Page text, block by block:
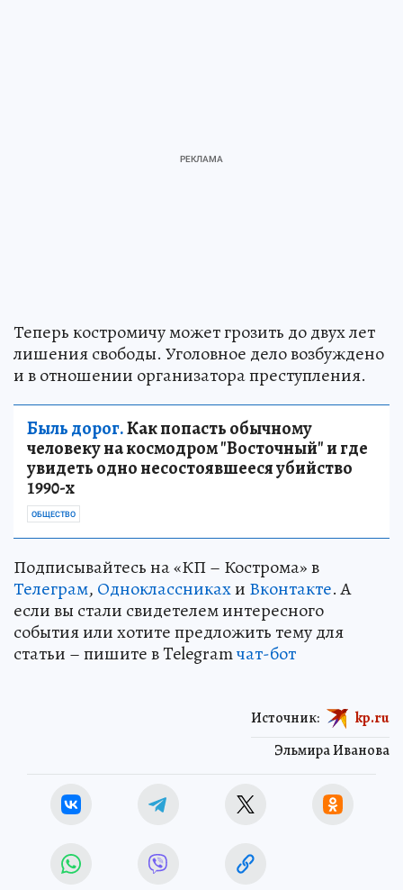
Теперь костромичу может грозить до двух лет
лишения свободы. Уголовное дело возбуждено
и в отношении организатора преступления.
Быль дорог.Как попасть обычному
человеку на космодром "Восточный" и где
увидеть одно несостоявшееся убийство
1990-х
ОБЩЕСТВО
Подписывайтесь на «КП – Кострома» в
Телеграм, Одноклассникахи Вконтакте. А
если вы стали свидетелем интересного
события или хотите предложить тему для
статьи – пишите в Telegramчат-бот
Эльмира Иванова
Источник: kp.ru